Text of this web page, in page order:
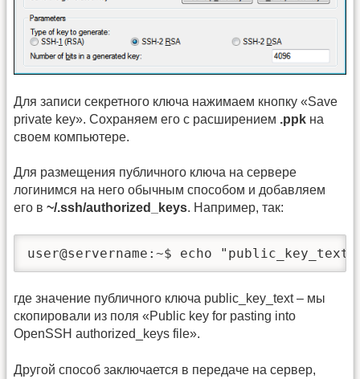
Для записи секретного ключа нажимаем кнопку «Save
private key». Сохраняем его с расширением .ppk на
своем компьютере.
Для размещения публичного ключа на сервере
логинимся на него обычным способом и добавляем
его в ~/.ssh/authorized_keys. Например, так:
user@servername:~$ echo
где значение публичного ключа public_key_text – мы
скопировали из поля «Public key for pasting into
OpenSSH authorized_keys file».
Другой способ заключается в передаче на сервер,